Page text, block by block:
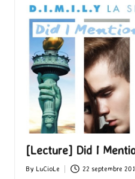
[Lecture] Did I
Posted
By LuCioLe 22 septembre